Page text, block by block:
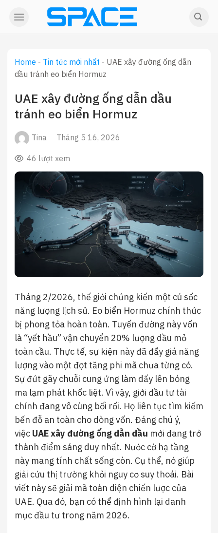
Home - Tin tức mới nhất - UAE xây đường ống dẫn
dầu tránh eo biển Hormuz
UAE xây đường ống dẫn dầu
tránh eo biển Hormuz
Tina Tháng 5 16, 2026
46 lượt xem
Tháng 2/2026, thế giới chứng kiến một cú sốc
năng lượng lịch sử. Eo biển Hormuz chính thức
bị phong tỏa hoàn toàn. Tuyến đường này vốn
là “yết hầu” vận chuyển 20% lượng dầu mỏ
toàn cầu. Thực tế, sự kiện này đã đẩy giá năng
lượng vào một đợt tăng phi mã chưa từng có.
Sự đứt gãy chuỗi cung ứng làm dấy lên bóng
ma lạm phát khốc liệt. Vì vậy, giới đầu tư tài
chính đang vô cùng bối rối. Họ liên tục tìm kiếm
bến đỗ an toàn cho dòng vốn. Đáng chú ý,
việc UAE xây đường ống dẫn dầu mới đang trở
thành điểm sáng duy nhất. Nước cờ hạ tầng
này mang tính chất sống còn. Cụ thể, nó giúp
giải cứu thị trường khỏi nguy cơ suy thoái. Bài
viết này sẽ giải mã toàn diện chiến lược của
UAE. Qua đó, bạn có thể định hình lại danh
mục đầu tư trong năm 2026.